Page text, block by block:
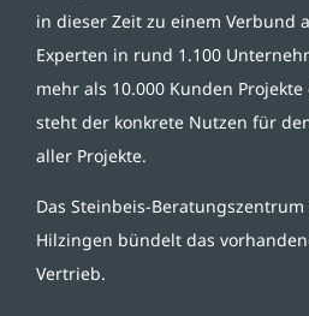
in dieser Zeit zu einem Verbund
Experten in rund 1.100
mehr als 10.000 Kunden
steht der konkrete Nutzen für
aller Projekte.
Das Steinbeis-
Hilzingen bündelt das
Vertrieb.